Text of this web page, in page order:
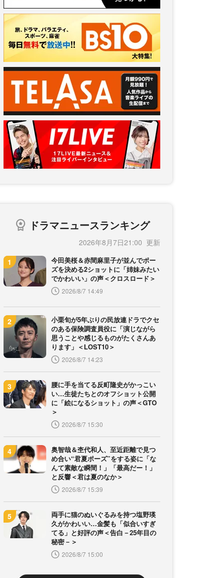
ドラマニュースランキング
2026年8月7日21:00
今田美桜＆赤間麻里子が並んでポー
ズを決める2ショットに「姉妹みたい
でかわいい」の声＜クロスロード＞
2026/8/7 14:49
小栗旬が5年ぶりの民放連ドラでクセ
のある保険調査員役に「演じながら
思うことや感じるものがたくさんあ
ります」＜LOST10＞
2026/8/7 14:23
腰に手を当てる反町隆史がかっこい
い…生徒たちとのオフショット公開
に「絵になるショット」の声＜GTO
＞
2026/8/7 15:30
奥智哉＆杢代和人、至近距離で見つ
め合い“君夏ポーズ”をする姿に「な
んて素敵な瞬間！」「最高だー！」
と反響＜君は夏のなか＞
2026/8/7 15:39
両手に猫のぬいぐるみを持つ塩野瑛
久がかわいい…金髪も「似合いすぎ
てる」と好評の声＜告白－25年目の
秘密－＞
2026/8/7 15:00